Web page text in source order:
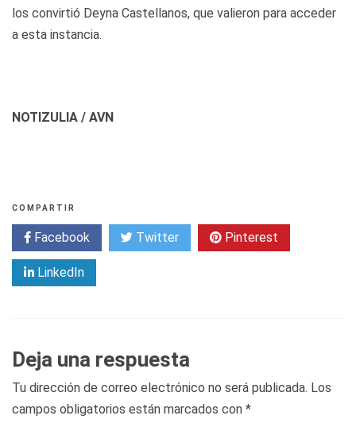
los convirtió Deyna Castellanos, que valieron para acceder
a esta instancia.
NOTIZULIA / AVN
COMPARTIR
Facebook Twitter Pinterest
LinkedIn
Deja una respuesta
Tu dirección de correo electrónico no será publicada. Los
campos obligatorios están marcados con *